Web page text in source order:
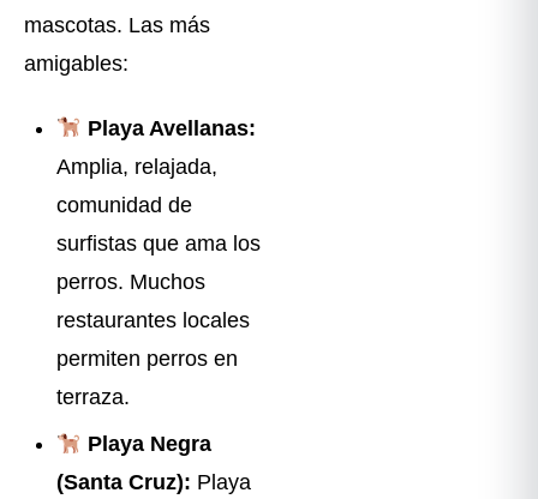
mascotas. Las más
amigables:
Playa Avellanas:
Amplia, relajada,
comunidad de
surfistas que ama los
perros. Muchos
restaurantes locales
permiten perros en
terraza.
Playa Negra
(Santa Cruz): Playa